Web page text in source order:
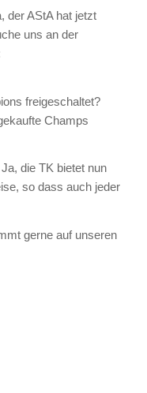
der AStA hat jetzt
uns an der
freigeschaltet?
Champs
die TK bietet nun
so dass auch jeder
gerne auf unseren